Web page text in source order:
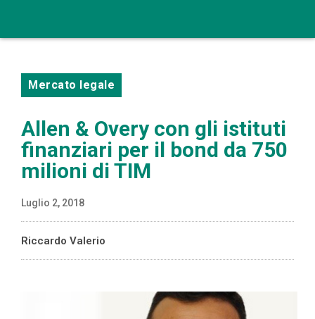
Mercato legale
Allen & Overy con gli istituti
finanziari per il bond da 750
milioni di TIM
Luglio 2, 2018
Riccardo Valerio